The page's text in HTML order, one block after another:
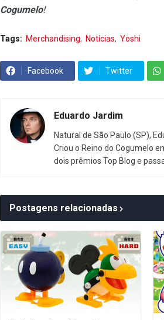
Cogumelo!
Tags: Merchandising Notícias Yoshi
Facebook Twitter
Eduardo Jardim
Natural de São Paulo (SP),
Criou o Reino do Cogumelo
dois prêmios Top Blog e
Postagens relacionadas